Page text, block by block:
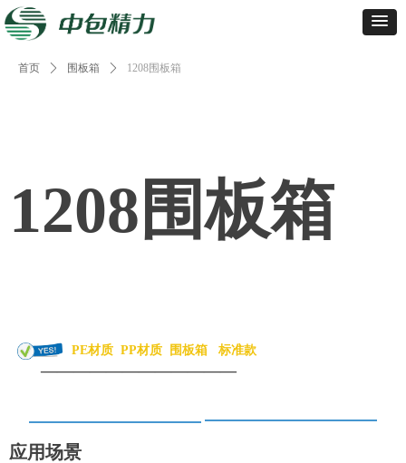
首页 ꄲ 围板箱 ꄲ 1208围板箱
1208围板箱
PE材质 PP材质 围板箱 标准款
————————————
应用场景